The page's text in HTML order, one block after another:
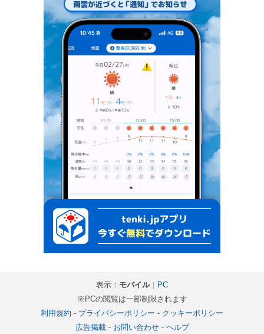
表示： モバイル｜ PC
※PCの閲覧は一部制限されます
利用規約 - プライバシーポリシー - クッキーポリシー
広告掲載- お問い合わせ- ヘルプ